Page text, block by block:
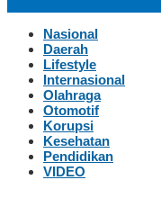
Nasional
Daerah
Lifestyle
Internasional
Olahraga
Otomotif
Korupsi
Kesehatan
Pendidikan
VIDEO